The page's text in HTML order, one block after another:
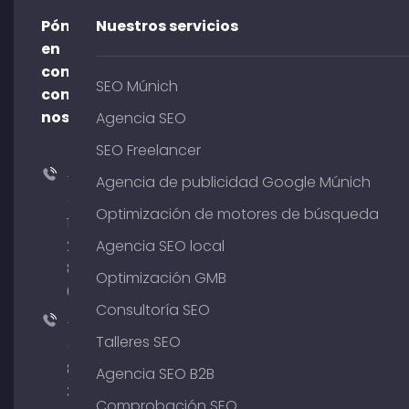
Póngase
en
contacto
con
nosotros
+49
176
204
801
64
+49
89
380
Nuestros servicios
SEO Múnich
Agencia SEO
SEO Freelancer
Agencia de publicidad Google Múnich
Optimización de motores de búsqueda
Agencia SEO local
Optimización GMB
Consultoría SEO
Talleres SEO
Agencia SEO B2B